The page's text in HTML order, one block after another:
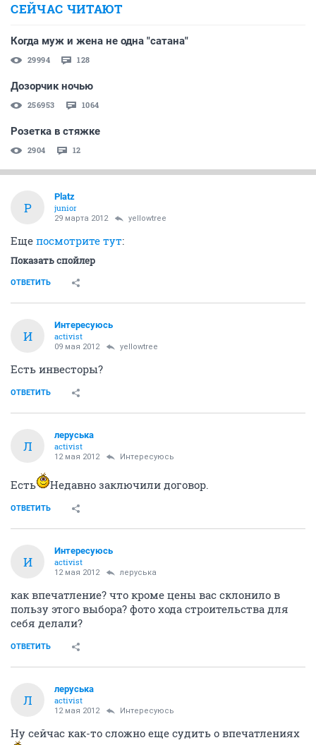
СЕЙЧАС ЧИТАЮТ
Когда муж и жена не одна "сатана"
29994 128
Дозорчик ночью
256953 1064
Розетка в стяжке
2904 12
P
Platz
junior
29 марта 2012 yellowtree
Еще посмотрите тут:
Показать спойлер
ОТВЕТИТЬ
И
Интересуюсь
activist
09 мая 2012 yellowtree
Есть инвесторы?
ОТВЕТИТЬ
Л
леруська
activist
12 мая 2012 Интересуюсь
Есть Недавно заключили договор.
ОТВЕТИТЬ
И
Интересуюсь
activist
12 мая 2012 леруська
как впечатление? что кроме цены вас склонило в
пользу этого выбора? фото хода строительства для
себя делали?
ОТВЕТИТЬ
Л
леруська
activist
12 мая 2012 Интересуюсь
Ну сейчас как-то сложно еще судить о впечатлениях